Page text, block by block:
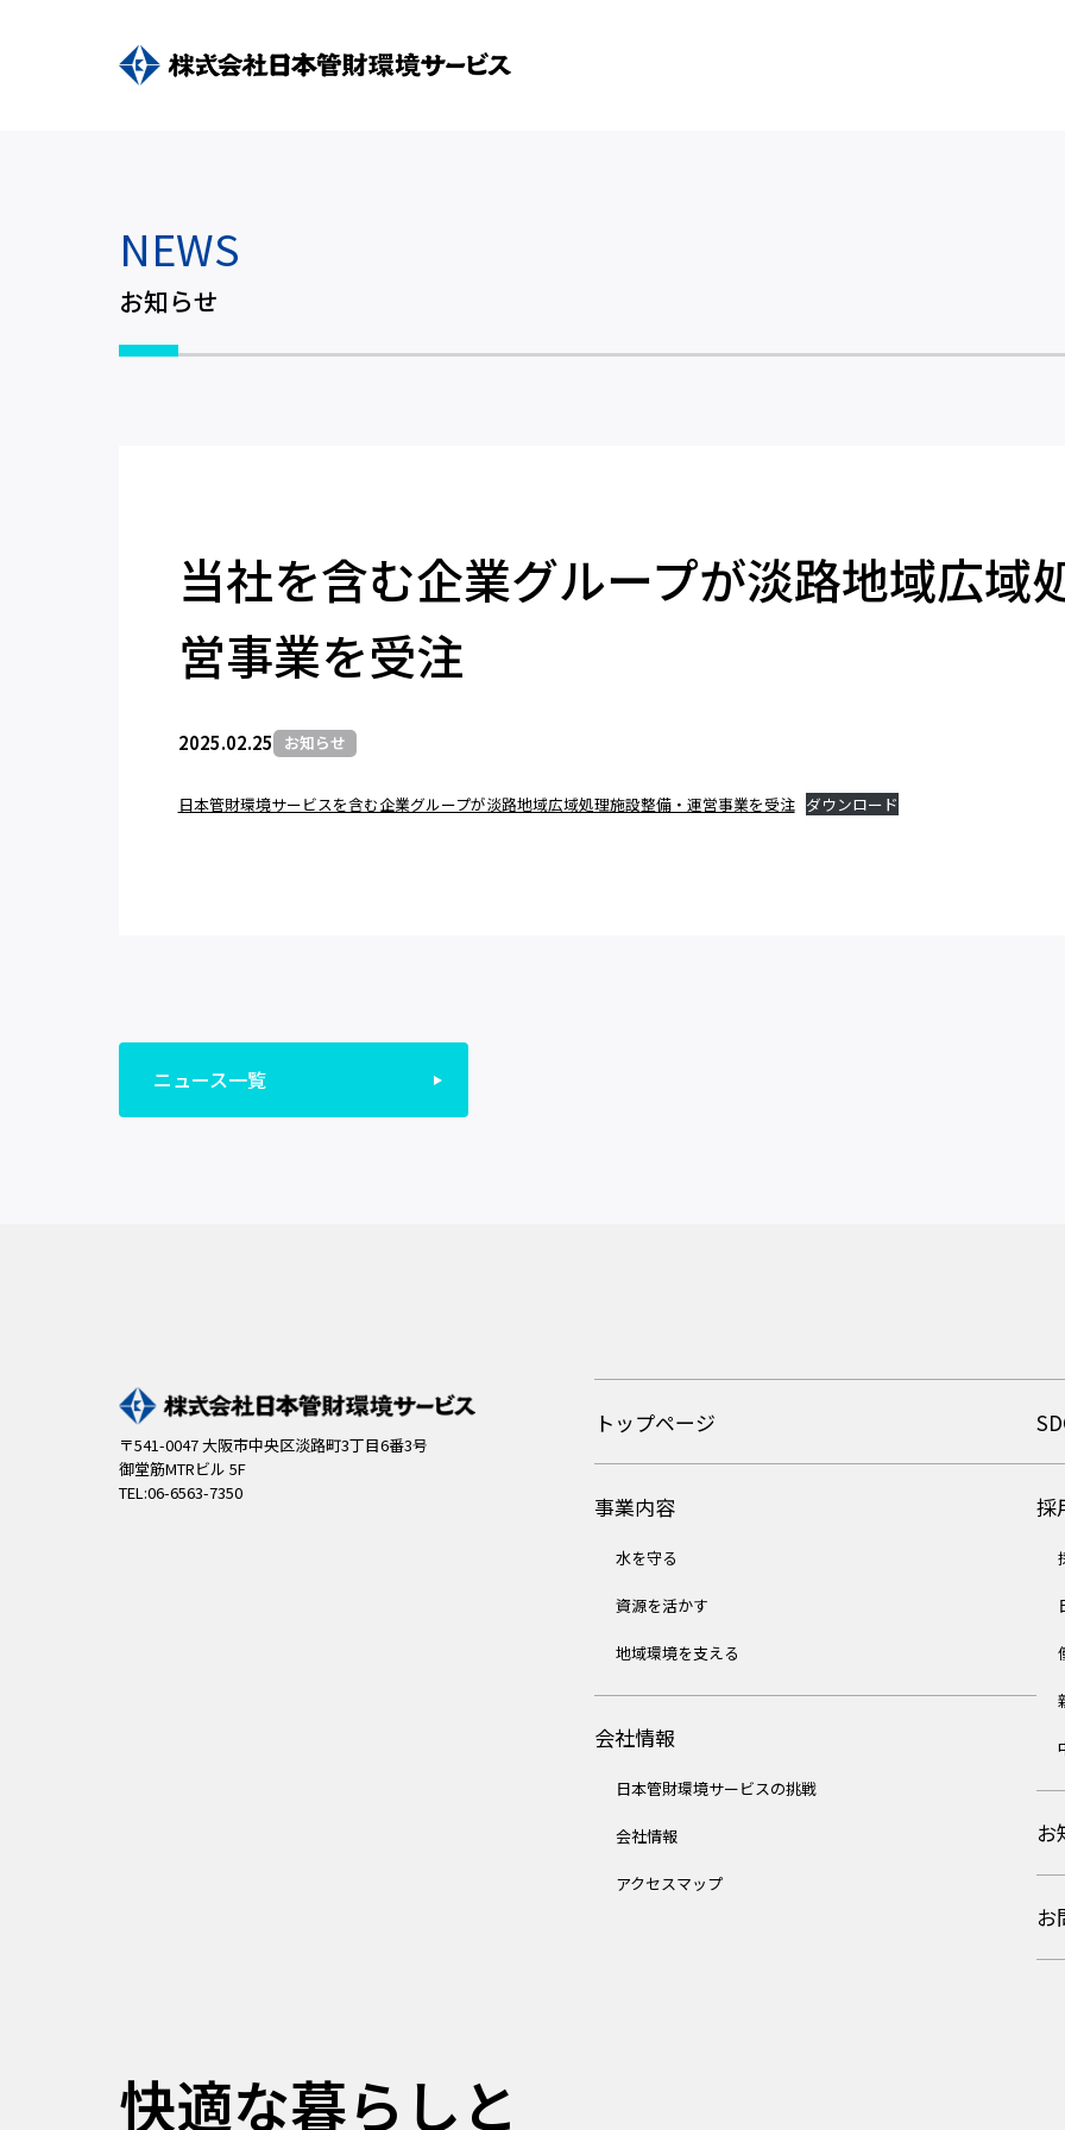
NEWS
お知らせ
当社を含む企業グループが淡路地域広域
営事業を受注
2025.02.25 お知らせ
日本管財環境サービスを含む企業グループが淡路地域広域処理施設整備・運営事業を受注 ダウンロード
ニュース一覧
〒541-0047 大阪市中央区淡路町3丁目6番3号
御堂筋MTRビル 5F
TEL:06-6563-7350
トップページ
事業内容
水を守る
資源を活かす
地域環境を支える
会社情報
日本管財環境サービスの挑戦
会社情報
アクセスマップ
採
お
お
快適な暮らしと